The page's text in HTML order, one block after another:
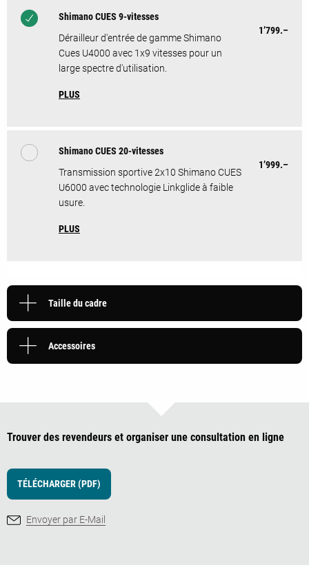
Shimano CUES 9-vitesses
Dérailleur d'entrée de gamme Shimano
Cues U4000 avec 1x9 vitesses pour un
large spectre d'utilisation.
PLUS
1’799.–
Shimano CUES 20-vitesses
Transmission sportive 2x10 Shimano CUES
U6000 avec technologie Linkglide à faible
usure.
PLUS
1’999.–
Taille du cadre
Accessoires
Trouver des revendeurs et organiser une consultation en ligne
TÉLÉCHARGER (PDF)
Envoyer par E-Mail